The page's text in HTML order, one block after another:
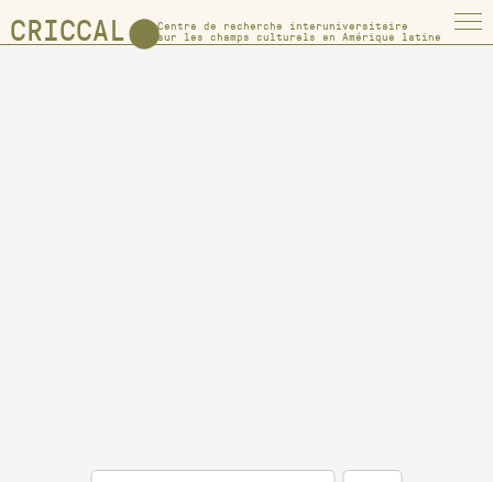
Centre de recherche interuniversitaire
sur les champs culturels en Amérique latine
⬤
CRICCAL